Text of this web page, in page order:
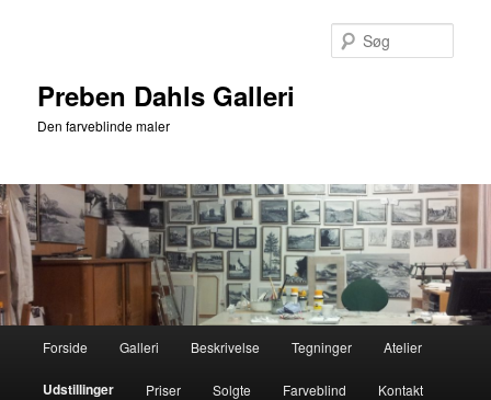
Preben Dahls Galleri
Den farveblinde maler
Forside Galleri Beskrivelse Tegninger Atelier
Udstillinger Priser Solgte Farveblind Kontakt